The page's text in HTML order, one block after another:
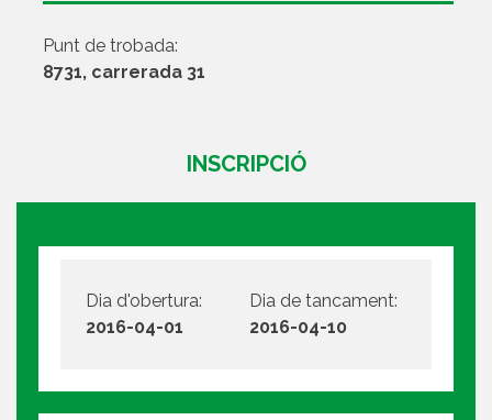
Punt de trobada:
8731, carrerada 31
INSCRIPCIÓ
Dia d'obertura:
2016-04-01
Dia de tancament:
2016-04-10